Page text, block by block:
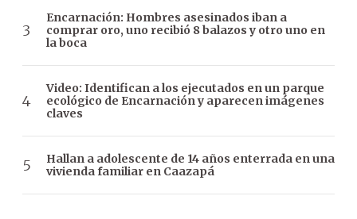
Encarnación: Hombres asesinados iban a
comprar oro, uno recibió 8 balazos y otro uno en
la boca
Video: Identifican a los ejecutados en un parque
ecológico de Encarnación y aparecen imágenes
claves
Hallan a adolescente de 14 años enterrada en una
vivienda familiar en Caazapá